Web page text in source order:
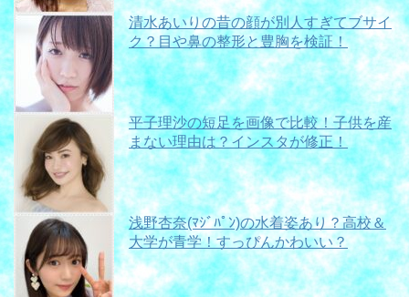
清水あいりの昔の顔が別人すぎてブサイ
ク？目や鼻の整形と豊胸を検証！
平子理沙の短足を画像で比較！子供を産
まない理由は？インスタが修正！
浅野杏奈(ﾏｼﾞﾊﾟﾝ)の水着姿あり？高校＆
大学が青学！すっぴんかわいい？